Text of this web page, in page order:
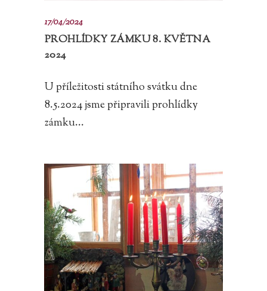
17/04/2024
PROHLÍDKY ZÁMKU 8. KVĚTNA
2024
U příležitosti státního svátku dne
8.5.2024 jsme připravili prohlídky
zámku...